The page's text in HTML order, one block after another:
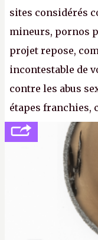
sites considérés
mineurs, pornos
projet repose,
incontestable de
contre les abus
étapes franchies,
internautes est à
de l’identification
http://cpc.cx/